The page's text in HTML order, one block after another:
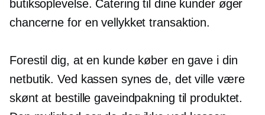
butiksoplevelse. Catering til dine kunder øger
chancerne for en vellykket transaktion.
Forestil dig, at en kunde køber en gave i din
netbutik. Ved kassen synes de, det ville være
skønt at bestille gaveindpakning til produktet.